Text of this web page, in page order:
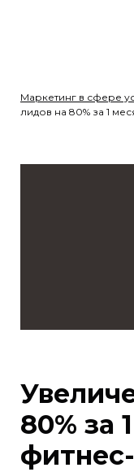
Маркетинг в сфере
лидов на 80% за 1
80% за